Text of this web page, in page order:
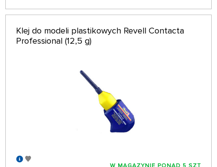
Klej do modeli plastikowych Revell Contacta
Professional (12,5 g)